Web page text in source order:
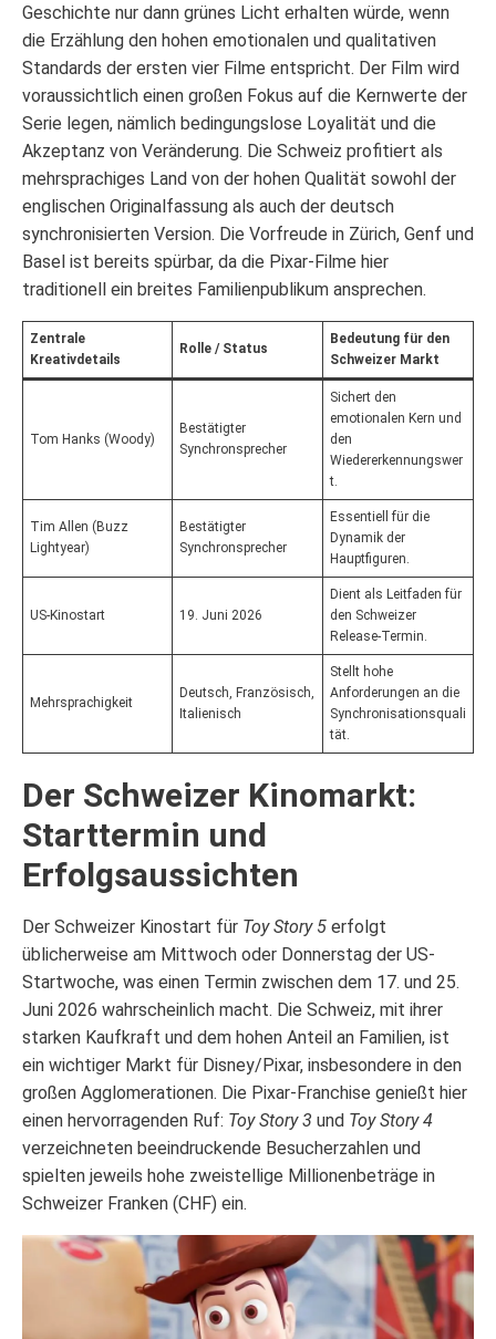
Geschichte nur dann grünes Licht erhalten würde, wenn
die Erzählung den hohen emotionalen und qualitativen
Standards der ersten vier Filme entspricht. Der Film wird
voraussichtlich einen großen Fokus auf die Kernwerte der
Serie legen, nämlich bedingungslose Loyalität und die
Akzeptanz von Veränderung. Die Schweiz profitiert als
mehrsprachiges Land von der hohen Qualität sowohl der
englischen Originalfassung als auch der deutsch
synchronisierten Version. Die Vorfreude in Zürich, Genf und
Basel ist bereits spürbar, da die Pixar-Filme hier
traditionell ein breites Familienpublikum ansprechen.
Zentrale
Kreativdetails
Rolle / Status
Bedeutung für den
Schweizer Markt
Tom Hanks (Woody)
Bestätigter
Synchronsprecher
Sichert den
emotionalen Kern und
den
Wiedererkennungswer
t.
Tim Allen (Buzz
Lightyear)
Bestätigter
Synchronsprecher
Essentiell für die
Dynamik der
Hauptfiguren.
US-Kinostart 19. Juni 2026
Dient als Leitfaden für
den Schweizer
Release-Termin.
Mehrsprachigkeit
Deutsch, Französisch,
Italienisch
Stellt hohe
Anforderungen an die
Synchronisationsquali
tät.
Der Schweizer Kinomarkt:
Starttermin und
Erfolgsaussichten
Der Schweizer Kinostart für Toy Story 5 erfolgt
üblicherweise am Mittwoch oder Donnerstag der US-
Startwoche, was einen Termin zwischen dem 17. und 25.
Juni 2026 wahrscheinlich macht. Die Schweiz, mit ihrer
starken Kaufkraft und dem hohen Anteil an Familien, ist
ein wichtiger Markt für Disney/Pixar, insbesondere in den
großen Agglomerationen. Die Pixar-Franchise genießt hier
einen hervorragenden Ruf: Toy Story 3 und Toy Story 4
verzeichneten beeindruckende Besucherzahlen und
spielten jeweils hohe zweistellige Millionenbeträge in
Schweizer Franken (CHF) ein.